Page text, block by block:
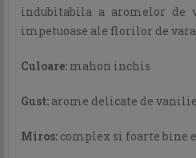
indubitabila a aromelor de
impetuoase ale florilor de
Culoare: mahon inchis
Gust: arome delicate de
Miros: complex si foarte bine